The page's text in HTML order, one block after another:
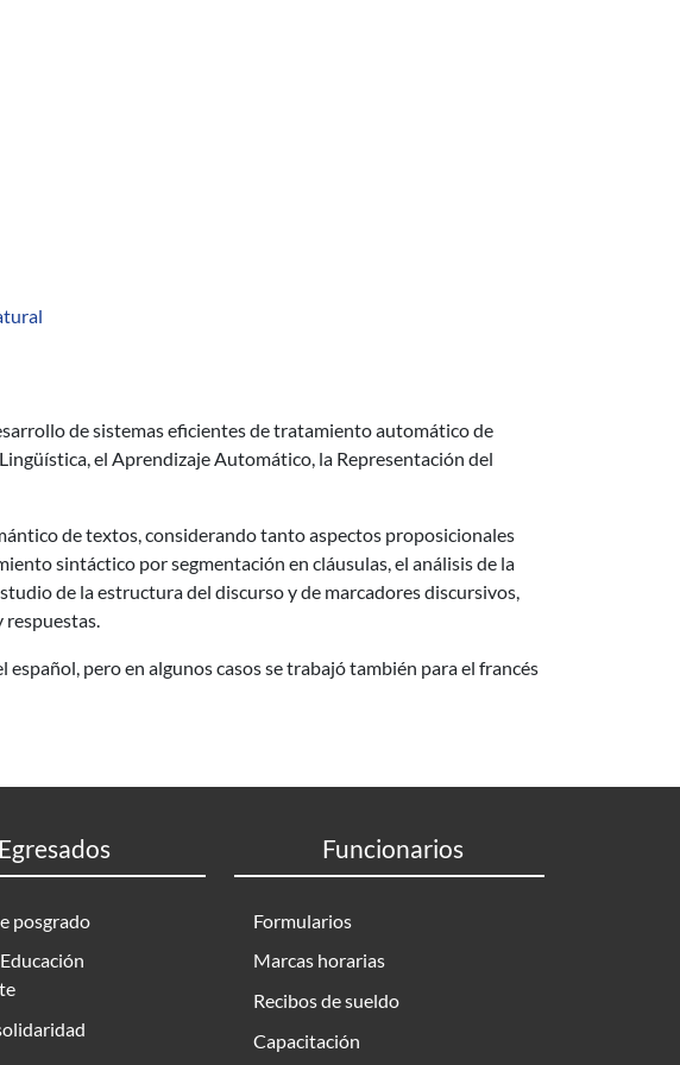
de sistemas eficientes de tratamiento automático de
el Aprendizaje Automático, la Representación del
de textos, considerando tanto aspectos proposicionales
sintáctico por segmentación en cláusulas, el análisis de la
de la estructura del discurso y de marcadores discursivos,
respuestas.
pero en algunos casos se trabajó también para el francés
Egresados
posgrado
Funcionarios
Formularios
Marcas horarias
Recibos de sueldo
Capacitación